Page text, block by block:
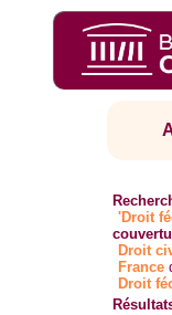
'Droit
Droit
France
Droit